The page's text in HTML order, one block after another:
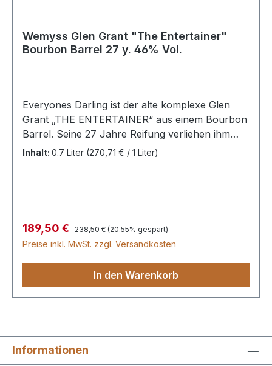
Wemyss Glen Grant "The Entertainer"
Bourbon Barrel 27 y. 46% Vol.
Everyones Darling ist der alte komplexe Glen
Grant „THE ENTERTAINER“ aus einem Bourbon
Barrel. Seine 27 Jahre Reifung verliehen ihm
einen weichen Charakter mit schönen Noten von
Inhalt: 0.7 Liter (270,71 € / 1 Liter)
Verkaufspreis:
189,50 € Regulärer Preis:
238,50 € (20.55% gespart)
Preise inkl. MwSt. zzgl. Versandkosten
In den Warenkorb
Informationen